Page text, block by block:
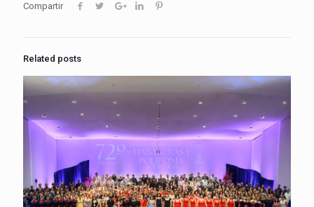
Compartir
Related posts